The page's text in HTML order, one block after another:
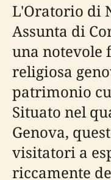
L'Oratorio di
Assunta di
una notevole
religiosa
patrimonio
Situato nel
Genova,
visitatori a
riccamente